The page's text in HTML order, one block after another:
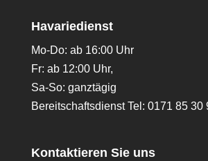
Havariedienst
Mo-Do: ab 16:00 Uhr
Fr: ab 12:00 Uhr,
Sa-So: ganztägig
Bereitschaftsdienst Tel: 0171 85 30
Kontaktieren Sie uns